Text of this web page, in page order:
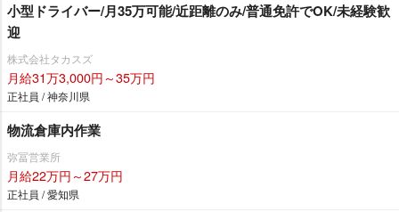
小型ドライバー/月35万可能/近距離のみ/普通免許でOK/未経験歓
迎
株式会社タカスズ
月給31万3,000円～35万円
正社員 / 神奈川県
物流倉庫内作業
弥冨営業所
月給22万円～27万円
正社員 / 愛知県